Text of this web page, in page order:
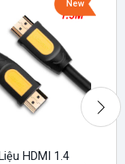
New
HDMI 1.4